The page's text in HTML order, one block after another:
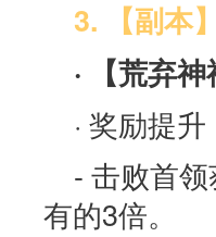
3. 【副本
· 【荒弃神
· 奖励提升
- 击败首
有的3倍。